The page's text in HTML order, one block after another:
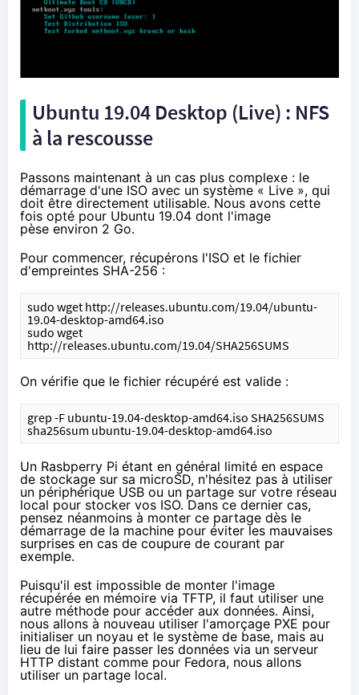
Ubuntu 19.04 Desktop (Live) : NFS
à la rescousse
Passons maintenant à un cas plus complexe : le
démarrage d'une ISO avec un système « Live », qui
doit être directement utilisable. Nous avons cette
fois opté pour Ubuntu 19.04 dont l'image
pèse environ 2 Go.
Pour commencer, récupérons l'ISO et le fichier
d'empreintes SHA-256 :
sudo wget http://releases.ubuntu.com/19.04/ubuntu-
19.04-desktop-amd64.iso
sudo wget
http://releases.ubuntu.com/19.04/SHA256SUMS
On vérifie que le fichier récupéré est valide :
grep -F ubuntu-19.04-desktop-amd64.iso SHA256SUMS
sha256sum ubuntu-19.04-desktop-amd64.iso
Un Rasbperry Pi étant en général limité en espace
de stockage sur sa microSD, n'hésitez pas à utiliser
un périphérique USB ou un partage sur votre réseau
local pour stocker vos ISO. Dans ce dernier cas,
pensez néanmoins à monter ce partage dès le
démarrage de la machine pour éviter les mauvaises
surprises en cas de coupure de courant par
exemple.
Puisqu'il est impossible de monter l'image
récupérée en mémoire via TFTP, il faut utiliser une
autre méthode pour accéder aux données. Ainsi,
nous allons à nouveau utiliser l'amorçage PXE pour
initialiser un noyau et le système de base, mais au
lieu de lui faire passer les données via un serveur
HTTP distant comme pour Fedora, nous allons
utiliser un partage local.